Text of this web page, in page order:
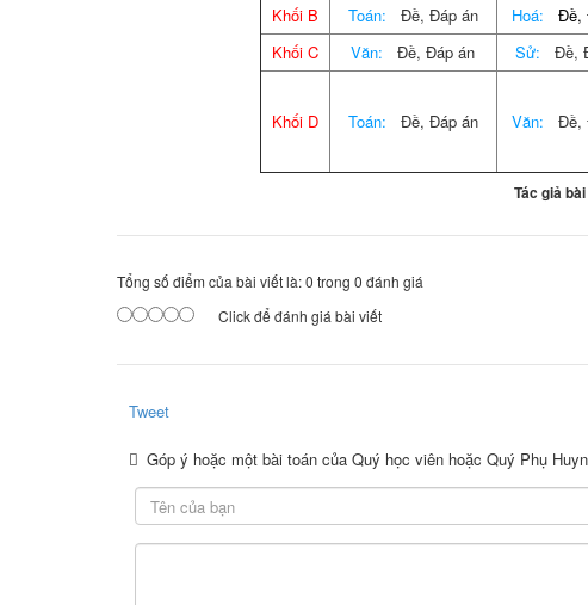
Khối B
Toán: Đề, Đáp án Hoá: Đề,
Khối C
Văn: Đề, Đáp án Sử: Đề,
Khối D Toán: Đề, Đáp án Văn: Đề,
Tác giả
Tổng số điểm của bài viết là: 0 trong 0 đánh giá
Click để đánh giá bài viết
Tweet
Góp ý hoặc một bài toán của Quý học viên hoặc Quý Phụ